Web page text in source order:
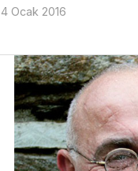
4 Ocak 2016